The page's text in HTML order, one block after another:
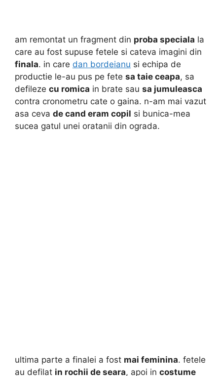
am remontat un fragment din proba speciala la
care au fost supuse fetele si cateva imagini din
finala. in care dan bordeianu si echipa de
productie le-au pus pe fete sa taie ceapa, sa
defileze cu romica in brate sau sa jumuleasca
contra cronometru cate o gaina. n-am mai vazut
asa ceva de cand eram copil si bunica-mea
sucea gatul unei oratanii din ograda.
ultima parte a finalei a fost mai feminina. fetele
au defilat in rochii de seara, apoi in costume